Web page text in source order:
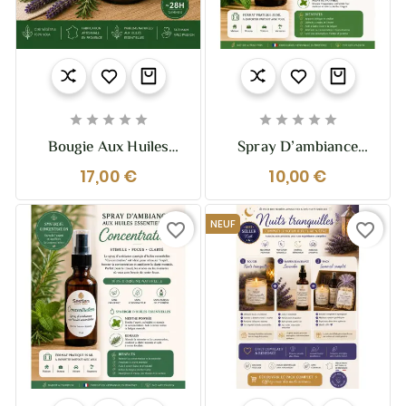
    
Bougie Aux Huiles
Essentielles Équilibre –
Harmonie & Bien-Être |
Sestian Nature Et
Senteurs
17,00 €
    
Spray D’ambiance
“Vitalité” – 55 Ml
Énergise • Revigore •
Stimule
10,00 €
favorite_border NEUF favorite_border